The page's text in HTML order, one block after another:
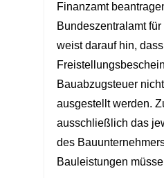
Finanzamt
Bundeszentralamt
weist darauf hin, dass
Bauabzugsteuer
ausgestellt werden.
ausschließlich das
des
Bauleistungen